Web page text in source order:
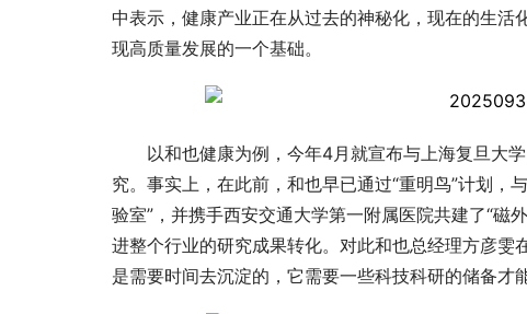
中表示，健康产业正在从过去的神秘化，现在的生
现高质量发展的一个基础。
以和也健康为例，今年4月就宣布与上海复旦大
究。事实上，在此前，和也早已通过“重明鸟”计划，
验室”，并携手西安交通大学第一附属医院共建了“磁
进整个行业的研究成果转化。对此和也总经理方彦雯
是需要时间去沉淀的，它需要一些科技科研的储备才